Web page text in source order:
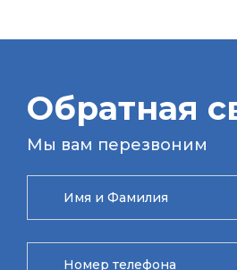
Обратная
Мы вам перезвоним